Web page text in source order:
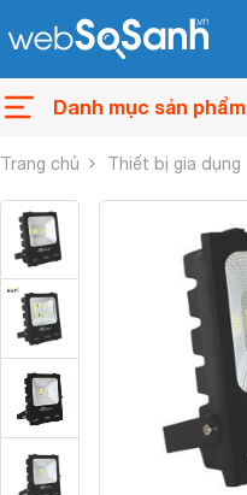
Danh mục sản phẩm
Trang chủ Thiết bị gia dụng